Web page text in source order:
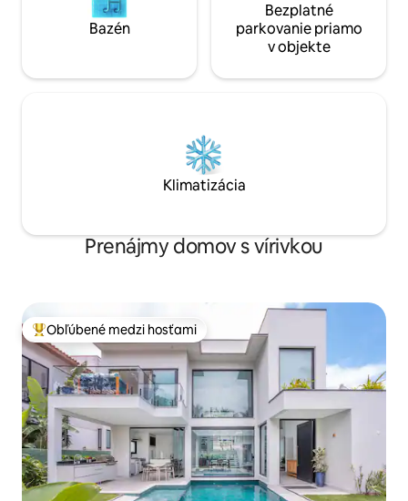
Bazén
Bezplatné
parkovanie priamo
v objekte
Klimatizácia
Prenájmy domov s vírivkou
Najobľúbenejšie medzi hosťami
Obľúbené medzi hosťami